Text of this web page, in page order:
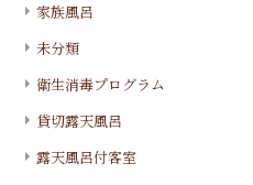
家族風呂
未分類
衛生消毒プログラム
貸切露天風呂
露天風呂付客室